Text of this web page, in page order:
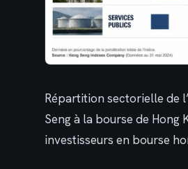
Répartition sectorielle de
Seng à la bourse de Hong
investisseurs en bourse